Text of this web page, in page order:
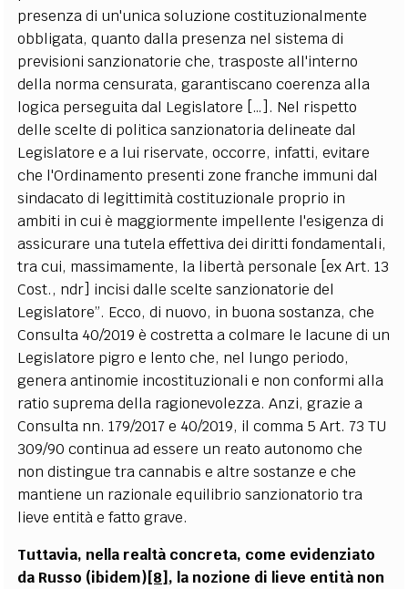
presenza di un'unica soluzione costituzionalmente
obbligata, quanto dalla presenza nel sistema di
previsioni sanzionatorie che, trasposte all'interno
della norma censurata, garantiscano coerenza alla
logica perseguita dal Legislatore […]. Nel rispetto
delle scelte di politica sanzionatoria delineate dal
Legislatore e a lui riservate, occorre, infatti, evitare
che l'Ordinamento presenti zone franche immuni dal
sindacato di legittimità costituzionale proprio in
ambiti in cui è maggiormente impellente l'esigenza di
assicurare una tutela effettiva dei diritti fondamentali,
tra cui, massimamente, la libertà personale [ex Art. 13
Cost., ndr] incisi dalle scelte sanzionatorie del
Legislatore”. Ecco, di nuovo, in buona sostanza, che
Consulta 40/2019 è costretta a colmare le lacune di un
Legislatore pigro e lento che, nel lungo periodo,
genera antinomie incostituzionali e non conformi alla
ratio suprema della ragionevolezza. Anzi, grazie a
Consulta nn. 179/2017 e 40/2019, il comma 5 Art. 73 TU
309/90 continua ad essere un reato autonomo che
non distingue tra cannabis e altre sostanze e che
mantiene un razionale equilibrio sanzionatorio tra
lieve entità e fatto grave.
Tuttavia, nella realtà concreta, come evidenziato
da Russo (ibidem)[8], la nozione di lieve entità non